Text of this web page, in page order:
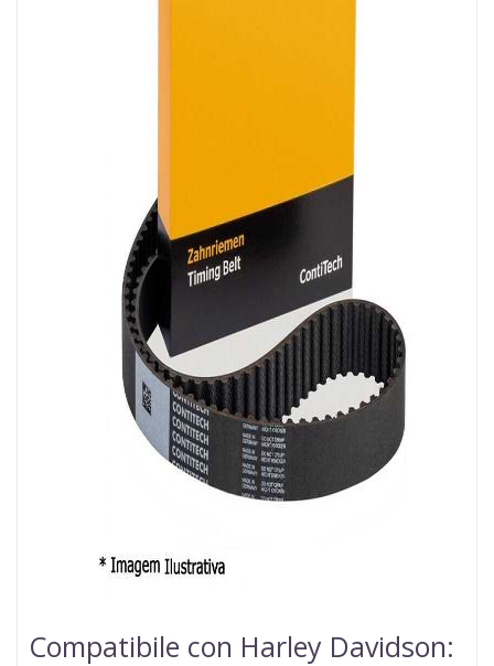
Compatibile con Harley Davidson: